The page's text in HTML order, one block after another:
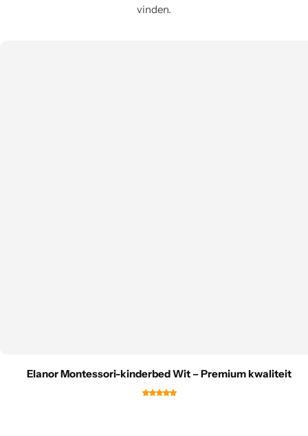
vinden.
Elanor Montessori-kinderbed Wit – Premium kwaliteit